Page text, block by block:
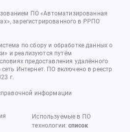
ПО «Автоматизированная
зарегистрированного в РРПО
по сбору и обработке данных о
и реализуются путём
предоставления удалённого
Интернет. ПО включено в реестр
г.
информации
Используемые в ПО
технологии:список